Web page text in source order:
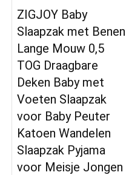
ZIGJOY Baby
Slaapzak met Benen
Lange Mouw 0,5
TOG Draagbare
Deken Baby met
Voeten Slaapzak
voor Baby Peuter
Katoen Wandelen
Slaapzak Pyjama
voor Meisje Jongen